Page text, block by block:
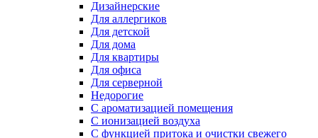
Дизайнерские
Для аллергиков
Для детской
Для дома
Для квартиры
Для офиса
Для серверной
Недорогие
С ароматизацией помещения
С ионизацией воздуха
С функцией притока и очистки свежего